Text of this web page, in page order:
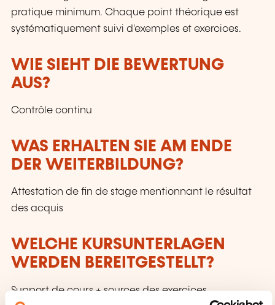
pratique minimum. Chaque point théorique est
systématiquement suivi d'exemples et exercices.
WIE SIEHT DIE BEWERTUNG
AUS?
Contrôle continu
WAS ERHALTEN SIE AM ENDE
DER WEITERBILDUNG?
Attestation de fin de stage mentionnant le résultat
des acquis
WELCHE KURSUNTERLAGEN
WERDEN BEREITGESTELLT?
Support de cours + sources des exercices